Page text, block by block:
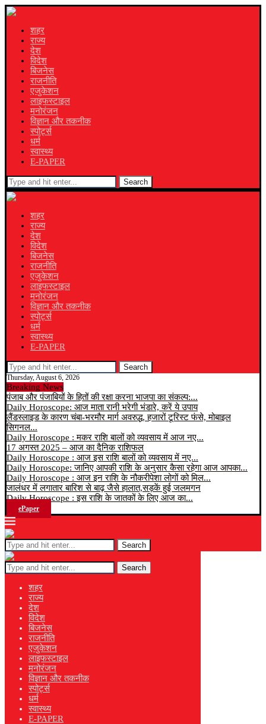
शहर
राज्य
देश
विदेश
बिजनेस
राजनीति
एजुकेशन
लाइफस्टाइल
मनोरंजन
विज्ञान और तकनीक
स्पोर्ट्स
धर्म
स्वास्थ्य
E-PAPER
Search
शहर
राज्य
देश
विदेश
बिजनेस
राजनीति
एजुकेशन
लाइफस्टाइल
मनोरंजन
विज्ञान और तकनीक
स्पोर्ट्स
धर्म
स्वास्थ्य
E-PAPER
Search
Thursday, August 6, 2026
Breaking News
पंजाब और पंजाबियों के हितों की रक्षा करना भाजपा का संकल्प:...
Daily Horoscope: आज माता रानी भरेगी भंडारे, करें ये उपाय
लैंडस्लाइड के कारण चंबा-भरमौर मार्ग अवरुद्ध, हजारों टूरिस्ट फंसे, मोबाइल
सिगनल...
Daily Horoscope : मकर राशि बालों को व्यवसाय में आज नए...
17 अगस्त 2025 – आज का दैनिक राशिफल
Daily Horoscope : आज इस राशि बालों को व्यवसाय में नए...
Daily Horoscope: जानिए आपकी राशि के अनुसार कैसा रहेगा आज आपका...
Daily Horoscope : आज इन राशि के नौकरीपेशा लोगों को मिल...
जालंधर में लगातार बारिश से बाढ़ जैसे हालात,सड़कें हुई जलमगन
Daily Horoscope : इस राशि के जातकों के लिए आज का...
ePaper
Search
Search
शहर
राज्य
देश
विदेश
बिजनेस
राजनीति
एजुकेशन
लाइफस्टाइल
मनोरंजन
विज्ञान और तकनीक
स्पोर्ट्स
धर्म
स्वास्थ्य
E-PAPER